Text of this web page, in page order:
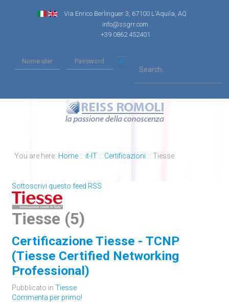
Via Enrico Berlinguer 3, 67100 L'Aquila, AQ
info@ssgrr.com
+39 0862 452401
You are here: Home :: it-IT :: Certificazioni :: Tiesse
Sottoscrivi questo feed RSS
Tiesse (5)
Certificazione Tiesse - TCNP
(Tiesse Certified Networking
Professional)
Pubblicato in Tiesse
Commenta per primo!